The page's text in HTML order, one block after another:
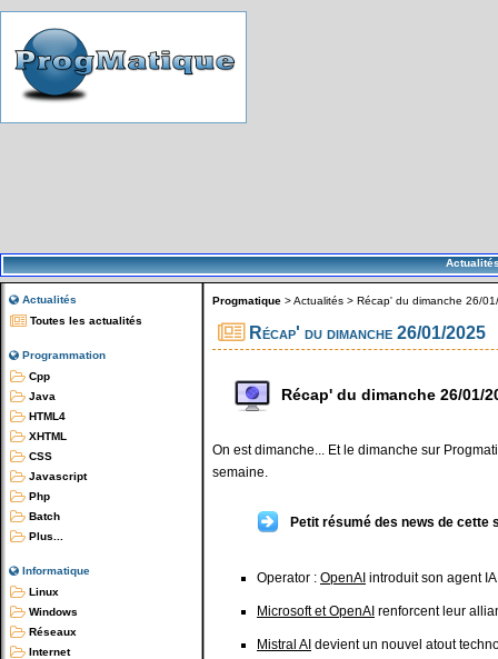
Actualités
Toutes les actualités
Programmation
Cpp
Java
HTML4
XHTML
CSS
Javascript
Php
Batch
Plus...
Informatique
Linux
Windows
Réseaux
Internet
Progmatique >Actualités > Récap' du dimanche 26/
Récap' du dimanche 26/01/2025
Récap' du dimanche 26/01/
On est dimanche... Et le dimanche sur
semaine.
Petit résumé des news de cette
Operator : OpenAI introduit son agent IA
Microsoft et OpenAI renforcent leur
Mistral AI devient un nouvel atout